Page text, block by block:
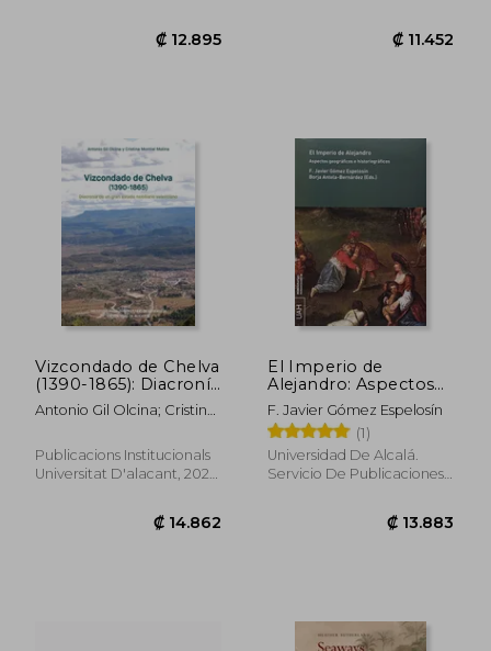
₡ 76.340 ₡
Vizcondado de Chelva
(1390-1865): Diacronía
de un Gran Estado
Nobiliario Valenciano
Antonio Gil Olcina; Cristina
Publicacions Institucionals
Universitat D'alacant, 2021,
El Imperio de
Alejandro: Aspectos
Geográficos e
Historiográficos
(Monografías
Humanidades, Band
64)
F. Javier Gómez Espelosín
(1)
Universidad De Alcalá.
Servicio De Publicaciones,